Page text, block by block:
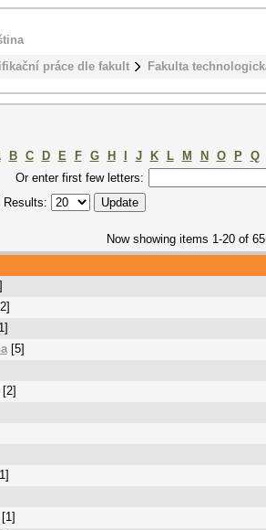
práce dle fakult Fakulta
B C D E F G H J K L M N O P
Q
Or enter first few letters:
Results:
Now showing items 1-20 of 65
[5]
[2]
[1]